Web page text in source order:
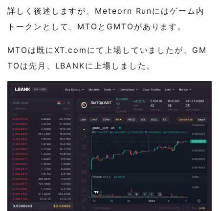
2-7-5 収益からの買い戻し（Buy Back）
2-8 Meteorn Runのロードマップ
3 おわりに
4 Meteorn Run各種Infomartion
詳しく後述しますが、Meteorn Runにはゲーム内
トークンとして、MTOとGMTOがあります。
MTOは既にXT.comにて上場していましたが、GM
TOは先月、LBANKに上場しました。